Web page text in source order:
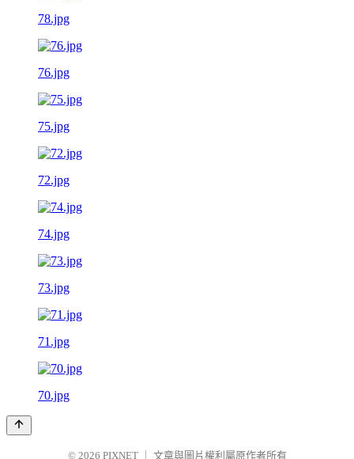
78.jpg
76.jpg
75.jpg
72.jpg
74.jpg
73.jpg
71.jpg
70.jpg
© 2026 PIXNET 文章與圖片權利屬原作者所有